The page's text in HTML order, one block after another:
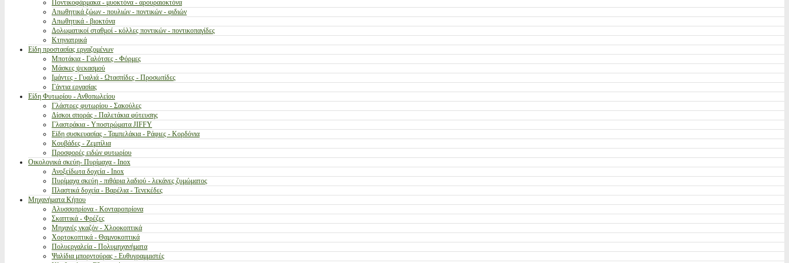
Ποντικοφάρμακα - μυοκτόνα - αρουραιοκτόνα
Απωθητικά ζώων - πουλιών - ποντικών - φιδιών
Απωθητικά - βιοκτόνα
Δολωματικοί σταθμοί - κόλλες ποντικών - ποντικοπαγίδες
Κτηνιατρικά
Είδη προστασίας εργαζομένων
Μποτάκια - Γαλότσες - Φόρμες
Μάσκες ψεκασμού
Ιμάντες - Γυαλιά - Ωτασπίδες - Προσωπίδες
Γάντια εργασίας
Είδη Φυτωρίου - Ανθοπωλείου
Γλάστρες φυτωρίου - Σακούλες
Δίσκοι σποράς - Παλετάκια φύτευσης
Γλαστράκια - Υποστρώματα JIFFY
Είδη συσκευασίας - Ταμπελάκια - Ράφιες - Κορδόνια
Κουβάδες - Ζεμπίλια
Προσφορές ειδών φυτωρίου
Οικολογικά σκεύη- Πυρίμαχα - Inox
Ανοξείδωτα δοχεία - Inox
Πυρίμαχα σκεύη - πιθάρια λαδιού - λεκάνες ζυμώματος
Πλαστικά δοχεία - Βαρέλια - Τενεκέδες
Μηχανήματα Κήπου
Αλυσσοπρίονα - Κονταροπρίονα
Σκαπτικά - Φρέζες
Μηχανές γκαζόν - Χλοοκοπτικά
Χορτοκοπτικά - Θαμνοκοπτικά
Πολυεργαλεία - Πολυμηχανήματα
Ψαλίδια μπορντούρας - Ευθυγραμμιστές